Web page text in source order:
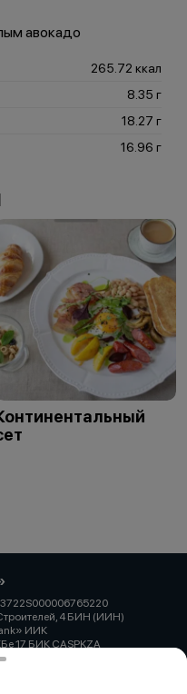
авокадо
265.72 ккал
8.35 г
18.27 г
16.96 г
4 БИН (ИИН)
ИИК
17 БИК CASPKZA
Foodpicásso